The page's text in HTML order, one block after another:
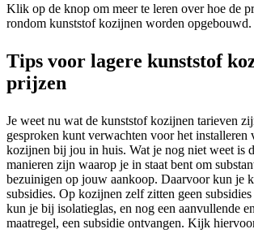
Klik op de knop om meer te leren over hoe de
rondom kunststof kozijnen worden opgebouwd.
Tips voor lagere kunststof
prijzen
Je weet nu wat de kunststof kozijnen tarieven
gesproken kunt verwachten voor het installeren
kozijnen bij jou in huis. Wat je nog niet weet is
manieren zijn waarop je in staat bent om
bezuinigen op jouw aankoop. Daarvoor kun je
subsidies. Op kozijnen zelf zitten geen
kun je bij isolatieglas, en nog een aanvullende
maatregel, een subsidie ontvangen. Kijk